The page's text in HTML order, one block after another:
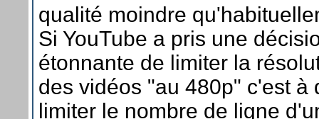
qualité moindre
Si YouTube a pris une
étonnante de limiter la
des vidéos "au 480p" c'est à
limiter le nombre de ligne